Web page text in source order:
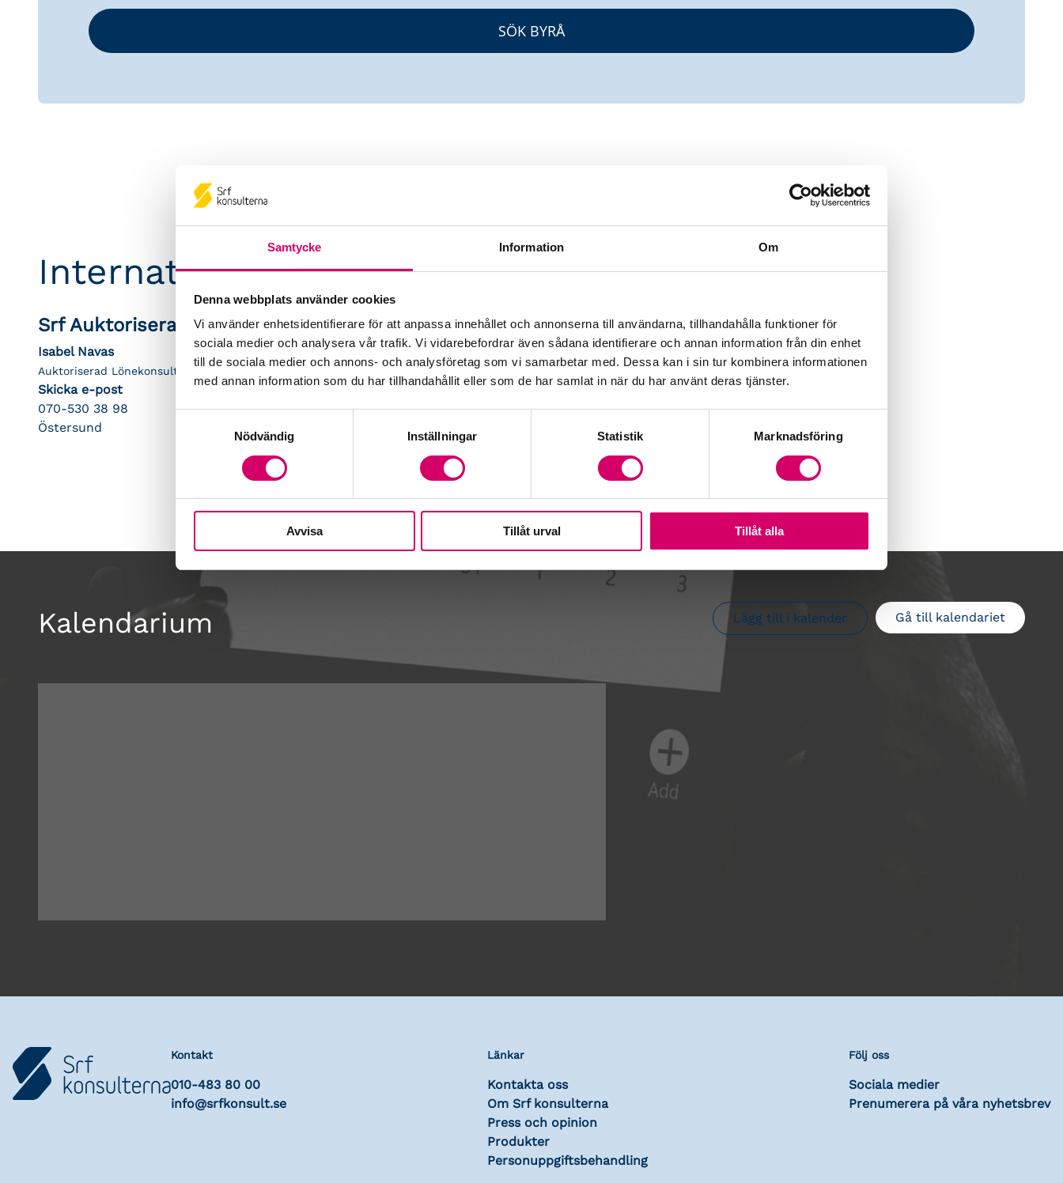
Samtycke Information Om
Denna webbplats använder cookies
Vi använder enhetsidentifierare för att anpassa innehållet och annonserna till användarna, tillhandahålla funktioner för
sociala medier och analysera vår trafik. Vi vidarebefordrar även sådana identifierare och annan information från din enhet
till de sociala medier och annons- och analysföretag som vi samarbetar med. Dessa kan i sin tur kombinera informationen
med annan information som du har tillhandahållit eller som de har samlat in när du har använt deras tjänster.
Nödvändig
Inställningar Statistik Marknadsföring
Avvisa Tillåt urval Tillåt alla
Internationella Engelska Skolan i Sverige AB
Srf Auktoriserade konsulter
Isabel Navas
Auktoriserad Lönekonsult
Skicka e-post
070-530 38 98
Östersund
Webbadress
www.engelska.se
Kalendarium Gå till kalendariet
Lägg till i kalender
Kontakt
010-483 80 00
info@srfkonsult.se
Länkar
Kontakta oss
Om Srf konsulterna
Press och opinion
Produkter
Personuppgiftsbehandling
Följ oss
Sociala medier
Prenumerera på våra nyhetsbrev